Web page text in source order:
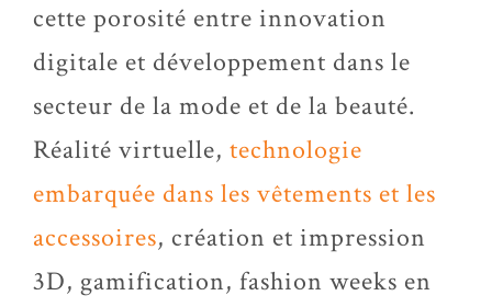
cette porosité entre innovation
digitale et développement dans le
secteur de la mode et de la beauté.
Réalité virtuelle, technologie
embarquée dans les vêtements et les
accessoires, création et impression
3D, gamification, fashion weeks en